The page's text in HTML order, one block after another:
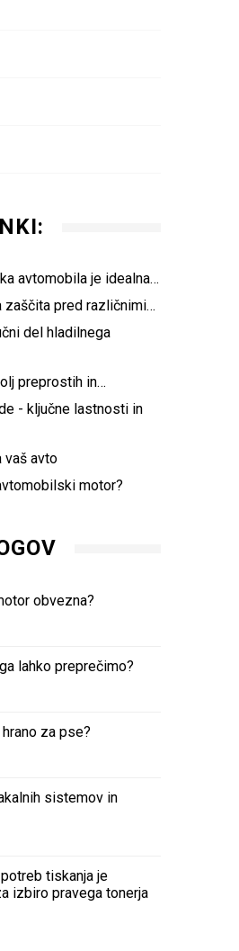
avtomobila je idealna…
zaščita pred različnimi…
del hladilnega
preprostih in…
- ključne lastnosti in
vaš avto
motor?
obvezna?
lahko preprečimo?
za pse?
sistemov in
tiskanja je
izbiro pravega tonerja